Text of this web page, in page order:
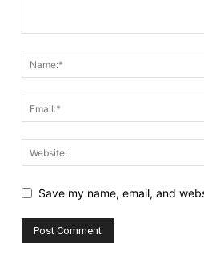
Save my name, email, and